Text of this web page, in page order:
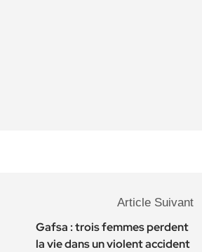
Article Suivant
Gafsa : trois femmes perdent
la vie dans un violent accident